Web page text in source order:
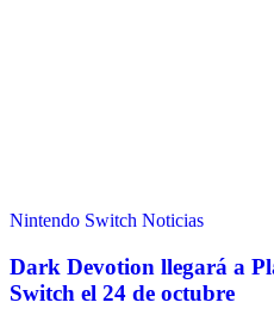
Nintendo Switch Noticias
Dark Devotion llegará a
Switch el 24 de octubre